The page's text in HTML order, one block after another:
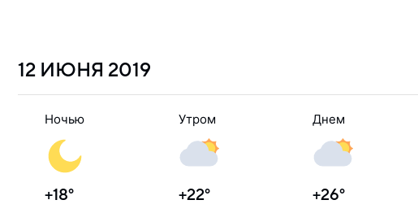
12 ИЮНЯ 2019
Ночью
+18°
Утром
+22°
Днем
+26°